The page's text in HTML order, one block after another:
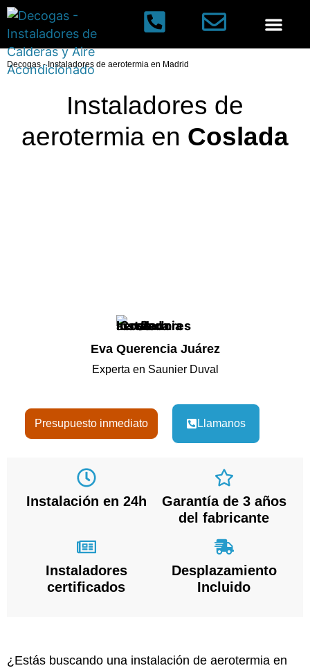
Decogas - Instaladores de aerotermia en Madrid
Instaladores de
aerotermia en Coslada
Eva Querencia Juárez
Experta en Saunier Duval
Presupuesto inmediato Llamanos
Instalación en 24h
Garantía de 3 años
del fabricante
Instaladores
certificados
Desplazamiento
Incluido
¿Estás buscando una instalación de aerotermia en